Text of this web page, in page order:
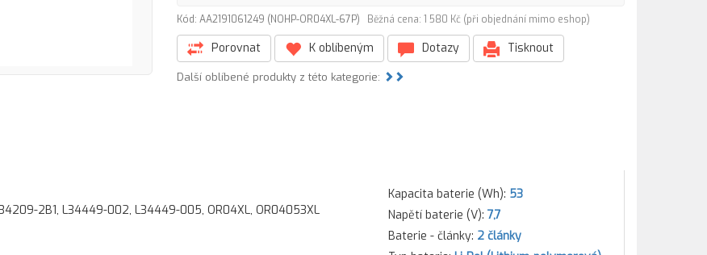
Kód: AA2191061249 (NOHP-OR04XL-67P) Běžná cena: 1 580 Kč (při objednání mimo eshop)
Porovnat K oblíbeným Dotazy Tisknout
Další oblíbené produkty z této kategorie:
2B1, L34449-002, L34449-005, OR04XL, OR04053XL
Kapacita baterie (Wh): 53
Napětí baterie (V): 7,7
Baterie - články: 2 články